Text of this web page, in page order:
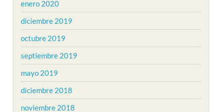
enero 2020
diciembre 2019
octubre 2019
septiembre 2019
mayo 2019
diciembre 2018
noviembre 2018